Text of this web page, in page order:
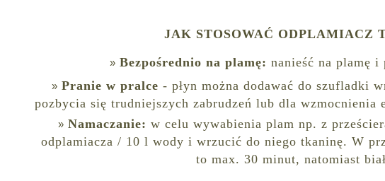
JAK STOSOWAĆ ODPLAMIACZ
Bezpośrednio na plamę: nanieść na plamę i
Pranie w pralce - płyn można dodawać do szufladki
pozbycia się trudniejszych zabrudzeń lub dla
Namaczanie: w celu wywabienia plam np. z
odplamiacza / 10 l wody i wrzucić do niego tkaninę. W
to max. 30 minut, natomiast